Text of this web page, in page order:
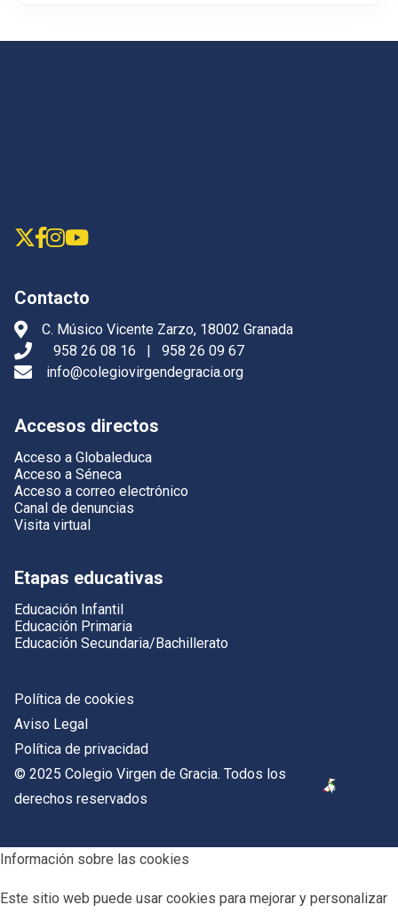
Contacto
C. Músico Vicente Zarzo, 18002 Granada
958 26 08 16
|
958 26 09 67
info@colegiovirgendegracia.org
Accesos directos
Acceso a Globaleduca
Acceso a Séneca
Acceso a correo electrónico
Canal de denuncias
Visita virtual
Etapas educativas
Educación Infantil
Educación Primaria
Educación Secundaria/Bachillerato
Política de cookies
Aviso Legal
Política de privacidad
© 2025 Colegio Virgen de Gracia. Todos los
derechos reservados
Información sobre las cookies
Este sitio web puede usar cookies para mejorar y personalizar